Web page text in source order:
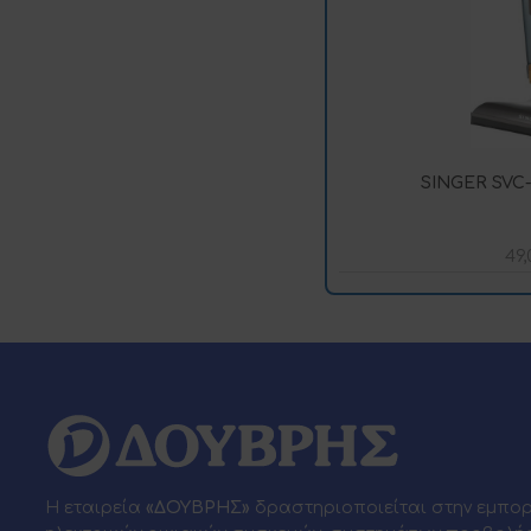
SINGER
Η εταιρεία «ΔΟΥΒΡΗΣ» δραστηριοποιείται στην